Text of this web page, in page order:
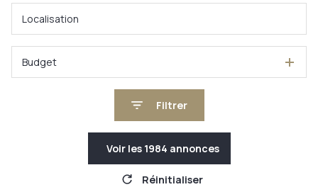
Budget
Filtrer
Voir les 1984 annonces
Réinitialiser